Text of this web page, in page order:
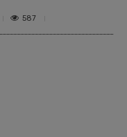
587